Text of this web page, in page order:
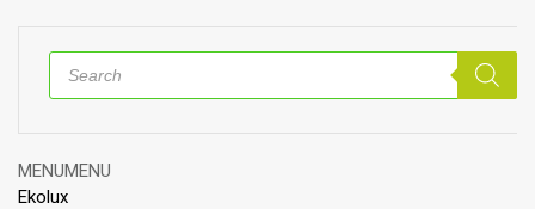
Products
search
Skip
to
MENUMENU
Ekolux